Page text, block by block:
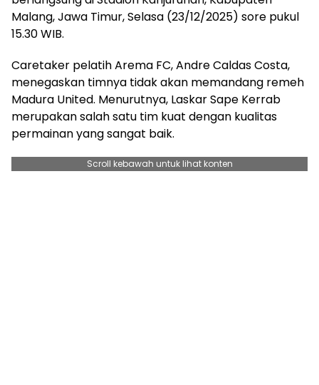
Malang, Jawa Timur, Selasa (23/12/2025) sore pukul
15.30 WIB.
Caretaker pelatih Arema FC, Andre Caldas Costa,
menegaskan timnya tidak akan memandang remeh
Madura United. Menurutnya, Laskar Sape Kerrab
merupakan salah satu tim kuat dengan kualitas
permainan yang sangat baik.
Scroll kebawah untuk lihat konten